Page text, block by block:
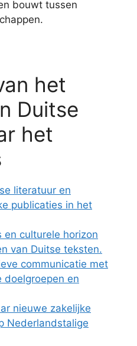
bouwt tussen
het
Duitse
het
literatuur en
publicaties in het
en culturele horizon
van Duitse teksten.
communicatie met
doelgroepen en
nieuwe zakelijke
Nederlandstalige